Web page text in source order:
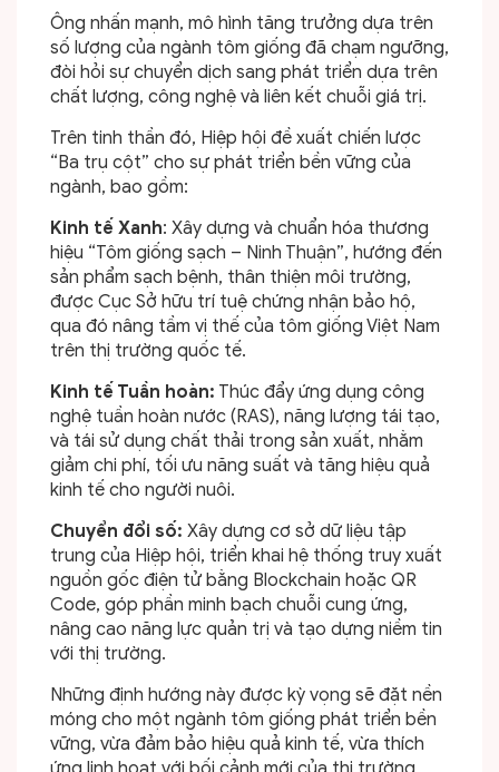
Ông nhấn mạnh, mô hình tăng trưởng dựa trên
số lượng của ngành tôm giống đã chạm ngưỡng,
đòi hỏi sự chuyển dịch sang phát triển dựa trên
chất lượng, công nghệ và liên kết chuỗi giá trị.
Trên tinh thần đó, Hiệp hội đề xuất chiến lược
“Ba trụ cột” cho sự phát triển bền vững của
ngành, bao gồm:
Kinh tế Xanh: Xây dựng và chuẩn hóa thương
hiệu “Tôm giống sạch – Ninh Thuận”, hướng đến
sản phẩm sạch bệnh, thân thiện môi trường,
được Cục Sở hữu trí tuệ chứng nhận bảo hộ,
qua đó nâng tầm vị thế của tôm giống Việt Nam
trên thị trường quốc tế.
Kinh tế Tuần hoàn: Thúc đẩy ứng dụng công
nghệ tuần hoàn nước (RAS), năng lượng tái tạo,
và tái sử dụng chất thải trong sản xuất, nhằm
giảm chi phí, tối ưu năng suất và tăng hiệu quả
kinh tế cho người nuôi.
Chuyển đổi số: Xây dựng cơ sở dữ liệu tập
trung của Hiệp hội, triển khai hệ thống truy xuất
nguồn gốc điện tử bằng Blockchain hoặc QR
Code, góp phần minh bạch chuỗi cung ứng,
nâng cao năng lực quản trị và tạo dựng niềm tin
với thị trường.
Những định hướng này được kỳ vọng sẽ đặt nền
móng cho một ngành tôm giống phát triển bền
vững, vừa đảm bảo hiệu quả kinh tế, vừa thích